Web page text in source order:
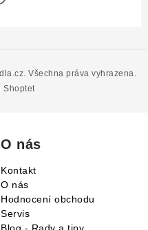
Shoptet
. Všechna práva vyhrazena.
O nás
Kontakt
O nás
Hodnocení obchodu
Servis